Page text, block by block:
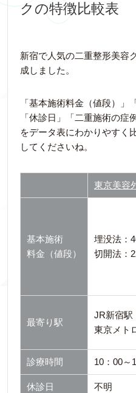
クの特徴比較表
新宿で人気の二重整形美容
成しました。
「基本施術料金（値段）」
「休診日」「二重施術の
をデータ表にわかりやすく
してくださいね。
東京美容
基本施術
料金（値段）
埋没法：
切開法：
最寄り駅
JR新宿駅
東京メト
診療時間 10：00～
休診日 不明